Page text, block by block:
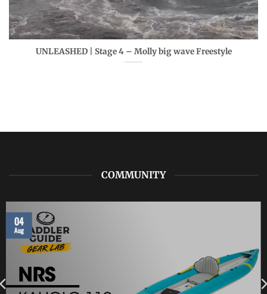
UNLEASHED | Stage 4 – Molly big wave Freestyle
COMMUNITY
04
Aug